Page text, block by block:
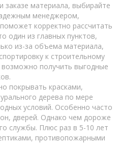
заказе материала, выбирайте
менеджером,
корректно рассчитать
один из главных пунктов,
из-за объема материала,
к строительному
получить выгодные
покрывать красками,
дерева по мере
условий. Особенно часто
дверей. Однако чем дороже
службы. Плюс раз в 5-10 лет
противопожарными